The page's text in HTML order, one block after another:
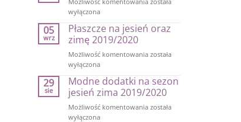
chłody
wyłączona
05
wrz
Płaszcze na jesień oraz
zimę 2019/2020
Możliwość komentowania Płaszcze
oraz
zimę
2019/2020
została
wyłączona
29
sie
Modne dodatki na sezon
jesień zima 2019/2020
Możliwość komentowania Modne
została
wyłączona